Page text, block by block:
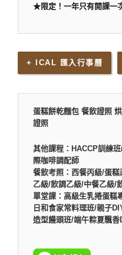
★限定！一年只有開課一
+ ICAL 匯入行事曆
蛋糕餅乾麵包 餐飲證照
證照
其他課程：HACCP訓練
際咖啡調配師
餐飲考照：西餐丙級/蛋
乙級/飲調乙級/中餐乙級/
單堂課：高級生乳捲蛋糕
日和食家常料理班/親子
造型饅頭班/端午粽夏飄香